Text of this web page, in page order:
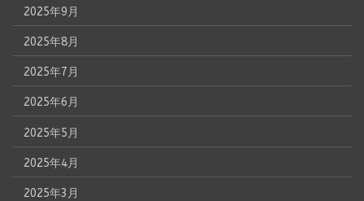
2025年9月
2025年8月
2025年7月
2025年6月
2025年5月
2025年4月
2025年3月